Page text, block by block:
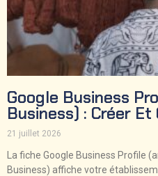
Google Business
Business) : Créer Et
21 juillet 2026
La fiche Google Business Profile
Business) affiche votre